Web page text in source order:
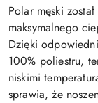
Polar męski
maksymalnego
Dzięki
100% poliestru,
niskimi
sprawia, że